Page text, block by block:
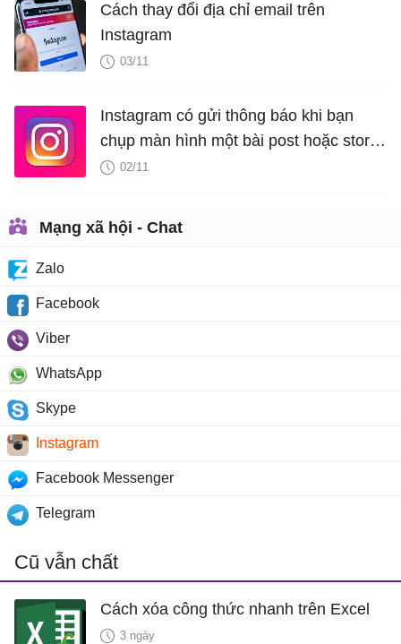
Cách thay đổi địa chỉ email trên
Instagram
03/11
Instagram có gửi thông báo khi bạn
chụp màn hình một bài post hoặc story
của người khác không?
02/11
Mạng xã hội - Chat
Zalo
Facebook
Viber
WhatsApp
Skype
Instagram
Facebook Messenger
Telegram
Cũ vẫn chất
Cách xóa công thức nhanh trên Excel
3 ngày